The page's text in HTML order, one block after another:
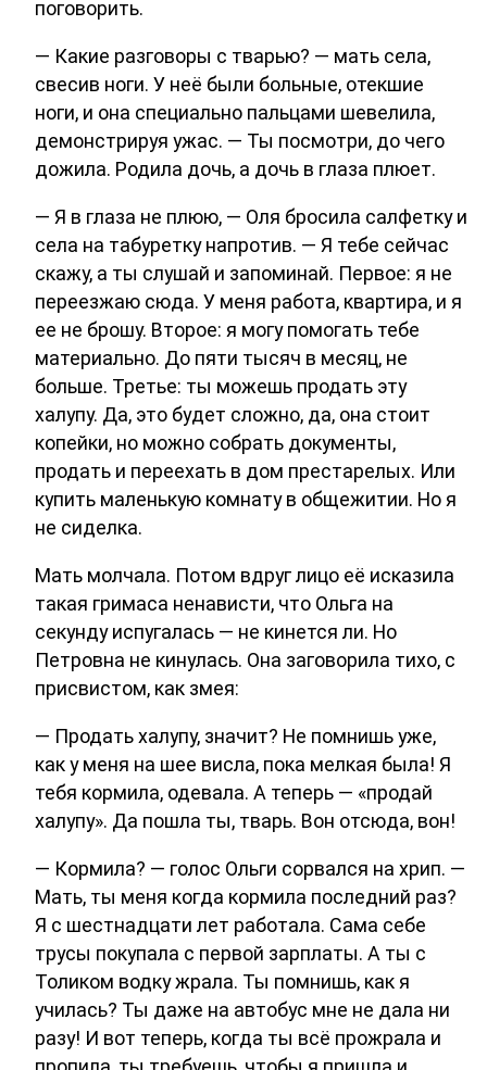
поговорить.
— Какие разговоры с тварью? — мать села,
свесив ноги. У неё были больные, отекшие
ноги, и она специально пальцами шевелила,
демонстрируя ужас. — Ты посмотри, до чего
дожила. Родила дочь, а дочь в глаза плюет.
— Я в глаза не плюю, — Оля бросила салфетку и
села на табуретку напротив. — Я тебе сейчас
скажу, а ты слушай и запоминай. Первое: я не
переезжаю сюда. У меня работа, квартира, и я
ее не брошу. Второе: я могу помогать тебе
материально. До пяти тысяч в месяц, не
больше. Третье: ты можешь продать эту
халупу. Да, это будет сложно, да, она стоит
копейки, но можно собрать документы,
продать и переехать в дом престарелых. Или
купить маленькую комнату в общежитии. Но я
не сиделка.
Мать молчала. Потом вдруг лицо её исказила
такая гримаса ненависти, что Ольга на
секунду испугалась — не кинется ли. Но
Петровна не кинулась. Она заговорила тихо, с
присвистом, как змея:
— Продать халупу, значит? Не помнишь уже,
как у меня на шее висла, пока мелкая была! Я
тебя кормила, одевала. А теперь — «продай
халупу». Да пошла ты, тварь. Вон отсюда, вон!
— Кормила? — голос Ольги сорвался на хрип. —
Мать, ты меня когда кормила последний раз?
Я с шестнадцати лет работала. Сама себе
трусы покупала с первой зарплаты. А ты с
Толиком водку жрала. Ты помнишь, как я
училась? Ты даже на автобус мне не дала ни
разу! И вот теперь, когда ты всё прожрала и